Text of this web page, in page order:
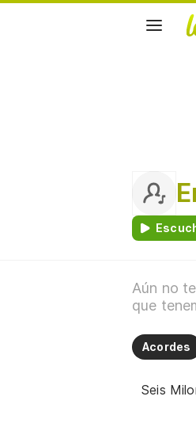
Aún no
que
Acordes
Seis